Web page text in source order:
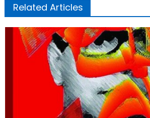
Related Articles